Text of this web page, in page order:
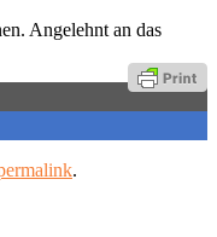
Angelehnt an das
.